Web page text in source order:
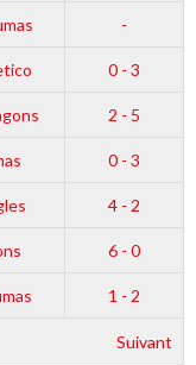
-
0 - 3
2 - 5
0 - 3
4 - 2
6 - 0
1 - 2
Suivant